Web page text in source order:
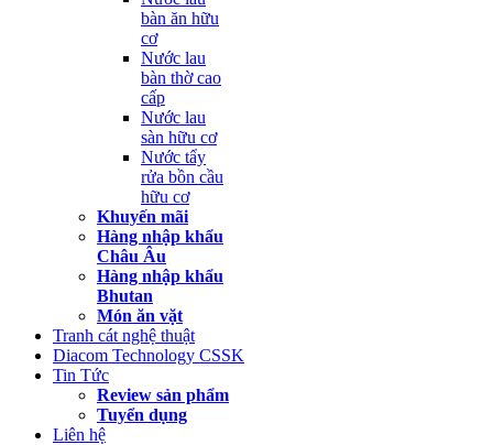
bàn ăn hữu
cơ
Nước lau
bàn thờ cao
cấp
Nước lau
sàn hữu cơ
Nước tẩy
rửa bồn cầu
hữu cơ
Khuyến mãi
Hàng nhập khẩu
Châu Âu
Hàng nhập khẩu
Bhutan
Món ăn vặt
Tranh cát nghệ thuật
Diacom Technology CSSK
Tin Tức
Review sản phẩm
Tuyển dụng
Liên hệ